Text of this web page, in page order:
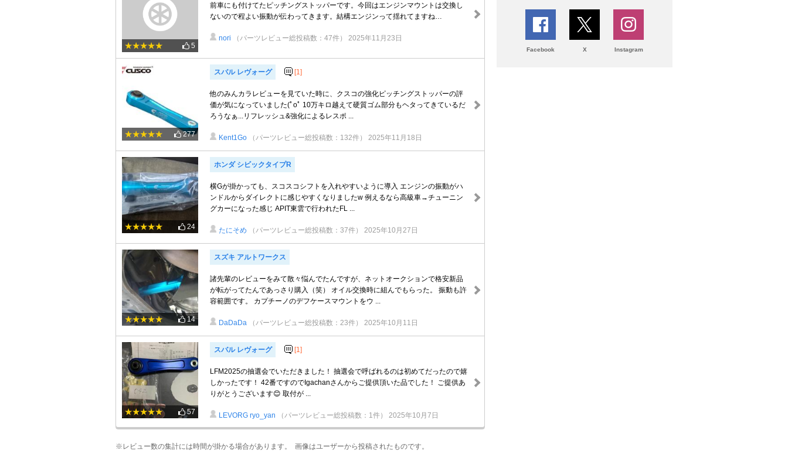
5
前車にも付けてたピッチングストッパーです。今回はエンジンマウントは交換し
ないので程よい振動が伝わってきます。結構エンジンって揺れてますね…
nori （パーツレビュー総投稿数：47件） 2025年11月23日
277
スバル レヴォーグ [1]
他のみんカラレビューを見ていた時に、クスコの強化ピッチングストッパーの評
価が気になっていました(ﾟoﾟ 10万キロ越えて硬質ゴム部分もヘタってきているだ
ろうなぁ...リフレッシュ&強化によるレスポ ...
Kent1Go （パーツレビュー総投稿数：132件） 2025年11月18日
24
ホンダ シビックタイプR
横Gが掛かっても、スコスコシフトを入れやすいように導入 エンジンの振動がハ
ンドルからダイレクトに感じやすくなりましたw 例えるなら高級車→チューニン
グカーになった感じ APIT東雲で行われたFL ...
たにそめ （パーツレビュー総投稿数：37件） 2025年10月27日
14
スズキ アルトワークス
諸先輩のレビューをみて散々悩んでたんですが、ネットオークションで格安新品
が転がってたんであっさり購入（笑） オイル交換時に組んでもらった。 振動も許
容範囲です。 カプチーノのデフケースマウントをウ ...
DaDaDa （パーツレビュー総投稿数：23件） 2025年10月11日
57
スバル レヴォーグ [1]
LFM2025の抽選会でいただきました！ 抽選会で呼ばれるのは初めてだったので嬉
しかったです！ 42番ですのでIgachanさんからご提供頂いた品でした！ ご提供あ
りがとうございます😊 取付が ...
LEVORG ryo_yan （パーツレビュー総投稿数：1件） 2025年10月7日
※レビュー数の集計には時間が掛かる場合があります。 画像はユーザーから投稿されたものです。
Facebook X Instagram